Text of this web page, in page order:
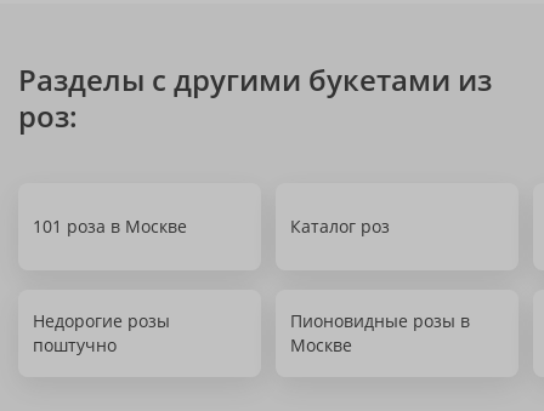
Разделы с другими букетами из
роз:
101 роза в Москве Каталог роз
Недорогие розы
поштучно
Пионовидные розы в
Москве